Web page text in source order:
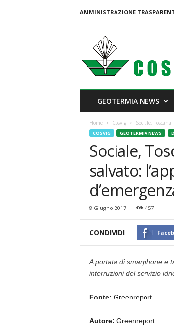
AMMINISTRAZIONE
GEOTERMIA NEWS
Home Cosvig Sociale,
COSVIG GEOTERMIA NEWS
Sociale,
salvato:
8 Giugno 2017 457
CONDIVIDI
A portata di smarphone e
interruzioni del servizio
Fonte: Greenreport
Autore: Greenreport